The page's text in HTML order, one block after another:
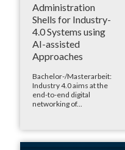
Administration
Shells for Industry-
4.0 Systems using
AI-assisted
Approaches
Bachelor-/Masterarbeit:
Industry 4.0 aims at the
end-to-end digital
networking of...